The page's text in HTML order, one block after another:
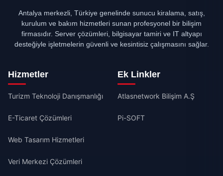
Antalya merkezli, Türkiye genelinde sunucu kiralama, satış,
kurulum ve bakım hizmetleri sunan profesyonel bir bilişim
firmasıdır. Server çözümleri, bilgisayar tamiri ve IT altyapı
desteğiyle işletmelerin güvenli ve kesintisiz çalışmasını sağlar.
Hizmetler
Turizm Teknoloji Danışmanlığı
E-Ticaret Çözümleri
Web Tasarım Hizmetleri
Veri Merkezi Çözümleri
Ek Linkler
Atlasnetwork Bilişim A.Ş
Pi-SOFT